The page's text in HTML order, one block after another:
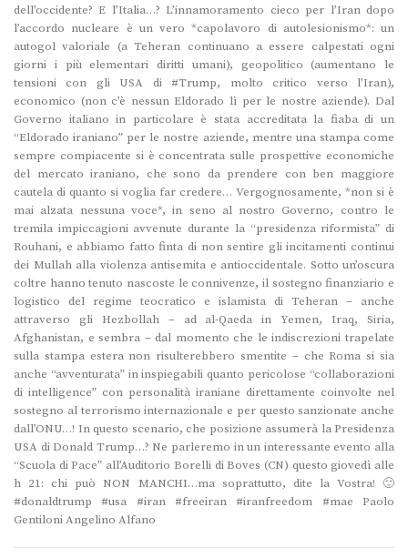
dell’occidente? E l’Italia…? L’innamoramento cieco per l’Iran dopo
l’accordo nucleare è un vero *capolavoro di autolesionismo*: un
autogol valoriale (a Teheran continuano a essere calpestati ogni
giorni i più elementari diritti umani), geopolitico (aumentano le
tensioni con gli USA di #Trump, molto critico verso l’Iran),
economico (non c’è nessun Eldorado lì per le nostre aziende). Dal
Governo italiano in particolare è stata accreditata la fiaba di un
“Eldorado iraniano” per le nostre aziende, mentre una stampa come
sempre compiacente si è concentrata sulle prospettive economiche
del mercato iraniano, che sono da prendere con ben maggiore
cautela di quanto si voglia far credere… Vergognosamente, *non si è
mai alzata nessuna voce*, in seno al nostro Governo, contro le
tremila impiccagioni avvenute durante la “presidenza riformista” di
Rouhani, e abbiamo fatto finta di non sentire gli incitamenti continui
dei Mullah alla violenza antisemita e antioccidentale. Sotto un’oscura
coltre hanno tenuto nascoste le connivenze, il sostegno finanziario e
logistico del regime teocratico e islamista di Teheran – anche
attraverso gli Hezbollah – ad al-Qaeda in Yemen, Iraq, Siria,
Afghanistan, e sembra – dal momento che le indiscrezioni trapelate
sulla stampa estera non risulterebbero smentite – che Roma si sia
anche “avventurata” in inspiegabili quanto pericolose “collaborazioni
di intelligence” con personalità iraniane direttamente coinvolte nel
sostegno al terrorismo internazionale e per questo sanzionate anche
dall’ONU…! In questo scenario, che posizione assumerà la Presidenza
USA di Donald Trump…? Ne parleremo in un interessante evento alla
“Scuola di Pace” all’Auditorio Borelli di Boves (CN) questo giovedì alle
h 21: chi può NON MANCHI…ma soprattutto, dite la Vostra! 🙂
#donaldtrump #usa #iran #freeiran #iranfreedom #mae Paolo
Gentiloni Angelino Alfano